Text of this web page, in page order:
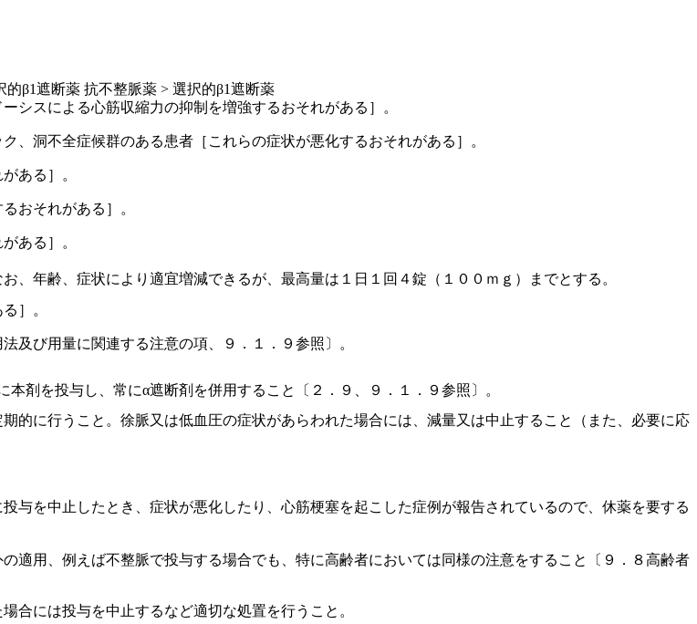
スによる心筋収縮力の抑制を増強するおそれがある］。
洞不全症候群のある患者［これらの症状が悪化するおそれがある］。
ある］。
おそれがある］。
ある］。
］。
及び用量に関連する注意の項、９．１．９参照〕。
に行うこと。徐脈又は低血圧の症状があらわれた場合には、減量又は中止すること（また、必要に応
を中止したとき、症状が悪化したり、心筋梗塞を起こした症例が報告されているので、休薬を要する
適用、例えば不整脈で投与する場合でも、特に高齢者においては同様の注意をすること〔９．８高齢者
β1遮断薬 抗不整脈薬 > 選択的β1遮断薬
年齢、症状により適宜増減できるが、最高量は１日１回４錠（１００ｍｇ）までとする。
剤を投与し、常にα遮断剤を併用すること〔２．９、９．１．９参照〕。
合には投与を中止するなど適切な処置を行うこと。